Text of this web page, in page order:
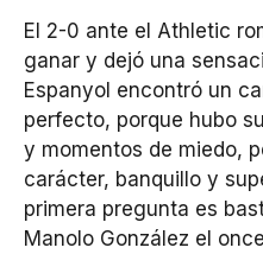
El 2-0 ante el Athletic
ganar y dejó una
Espanyol encontró un
perfecto, porque hubo
y momentos de miedo,
carácter, banquillo y
primera pregunta es
Manolo González el